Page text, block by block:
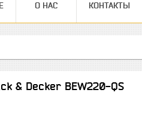
О НАС КОНТАКТЫ
& Decker BEW220-QS